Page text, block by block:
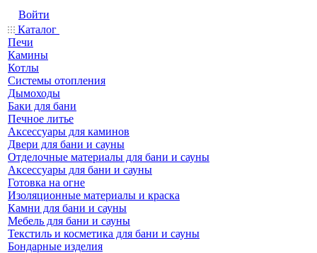
Войти
Каталог
Печи
Камины
Котлы
Системы отопления
Дымоходы
Баки для бани
Печное литье
Аксессуары для каминов
Двери для бани и сауны
Отделочные материалы для бани и сауны
Аксессуары для бани и сауны
Готовка на огне
Изоляционные материалы и краска
Камни для бани и сауны
Мебель для бани и сауны
Текстиль и косметика для бани и сауны
Бондарные изделия